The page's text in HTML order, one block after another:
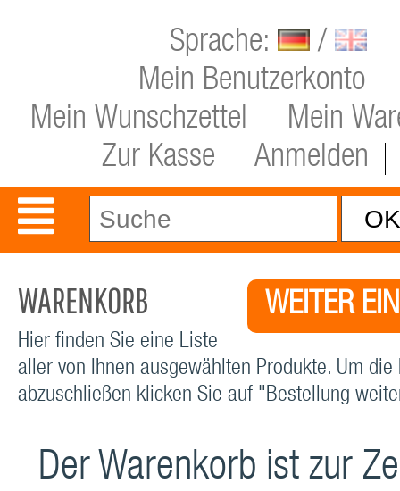
Sprache:
/
Mein Benutzerkonto
Mein Wunschzettel
Mein
Zur Kasse
Anmelden
WEITER
WARENKORB
Hier finden Sie eine Liste
aller von Ihnen ausgewählten Produkte. Um die
abzuschließen klicken Sie auf "Bestellung
Der Warenkorb ist zur